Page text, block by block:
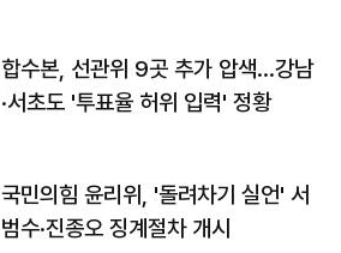
합수본, 선관위 9곳 추가 압색…강남
·서초도 '투표율 허위 입력' 정황
국민의힘 윤리위, '돌려차기 실언' 서
범수·진종오 징계절차 개시